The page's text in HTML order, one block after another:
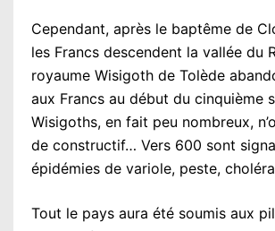
Cependant, après le baptême de
les Francs descendent la vallée du
royaume Wisigoth de Tolède
aux Francs au début du cinquième
Wisigoths, en fait peu nombreux,
de construc­tif… Vers 600 sont
épidémies de variole, peste,
Tout le pays aura été soumis aux